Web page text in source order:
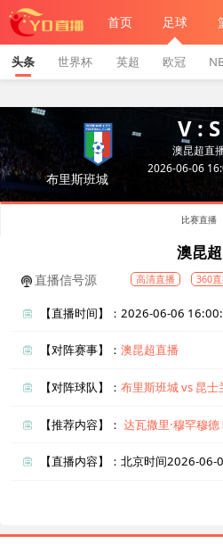
首页 足球
头条 世界杯 英超 欧冠
布里斯班城
V : S
澳昆超直
2026-06-06
比赛直播
澳昆超
直播信号源 高清直播 360
【直播时间】：2026-06-06
【对阵赛事】：澳昆超直播
【对阵球队】：布里斯班城 vs 昆士
【推荐内容】：达瓦撒里·穆罕穆德